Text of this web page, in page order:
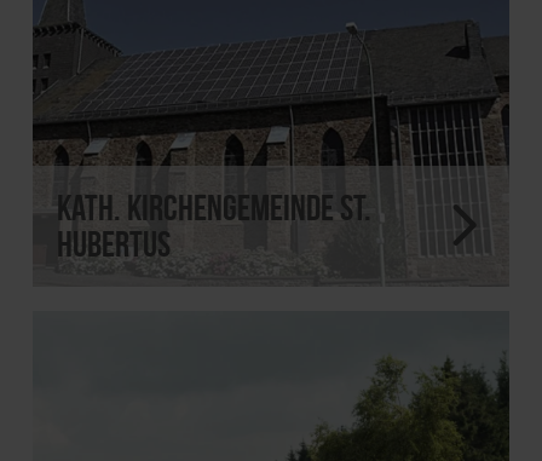
Kath. Kirchengemeinde St.
Hubertus